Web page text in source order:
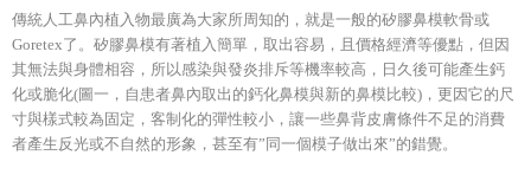
傳統人工鼻內植入物最廣為大家所周知的，就是一般的矽膠鼻模軟骨或
Goretex了。矽膠鼻模有著植入簡單，取出容易，且價格經濟等優點，但因
其無法與身體相容，所以感染與發炎排斥等機率較高，日久後可能產生鈣
化或脆化(圖一，自患者鼻內取出的鈣化鼻模與新的鼻模比較)，更因它的尺
寸與樣式較為固定，客制化的彈性較小，讓一些鼻背皮膚條件不足的消費
者產生反光或不自然的形象，甚至有”同一個模子做出來”的錯覺。